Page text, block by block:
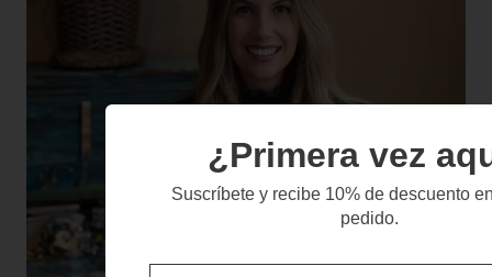
¿Primera vez
Suscríbete y recibe 10% de descuento
pedido.